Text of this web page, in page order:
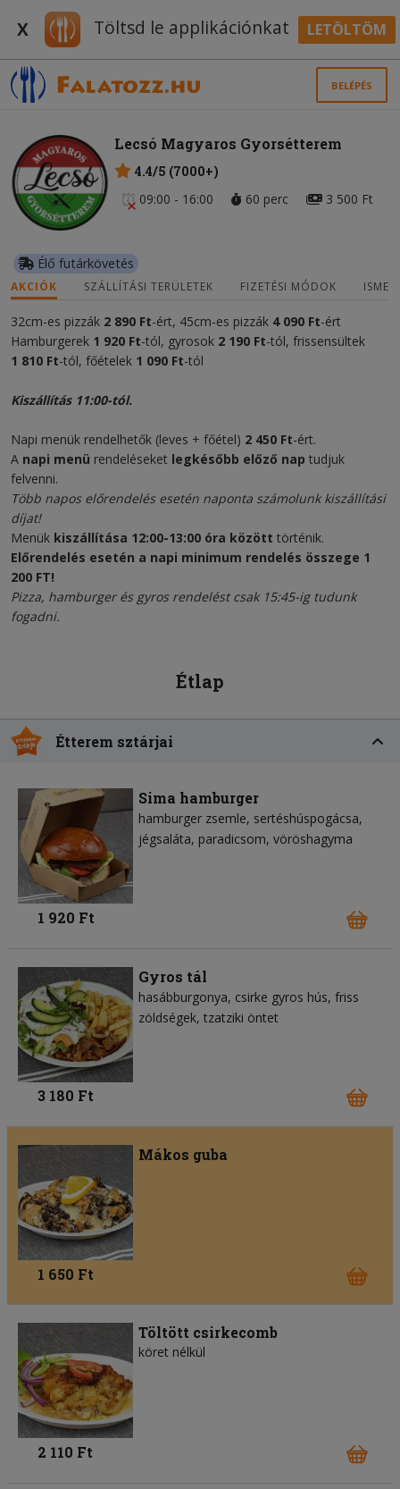
X Töltsd le applikációnkat LETÖLTÖM
BELÉPÉS
Lecsó Magyaros Gyorsétterem
4.4/5 (7000+)
09:00 - 16:00
60 perc 3 500 Ft
Élő futárkövetés
AKCIÓK SZÁLLÍTÁSI TERÜLETEK FIZETÉSI MÓDOK
32cm-es pizzák 2 890 Ft-ért, 45cm-es pizzák 4 090 Ft-ért
Hamburgerek 1 920 Ft-tól, gyrosok 2 190 Ft-tól, frissensültek
1 810 Ft-tól, főételek 1 090 Ft-tól
Kiszállítás 11:00-tól.
Napi menük rendelhetők (leves + főétel) 2 450 Ft-ért.
A napi menü rendeléseket legkésőbb előző nap tudjuk
felvenni.
Több napos előrendelés esetén naponta számolunk kiszállítási
díjat!
Menük kiszállítása 12:00-13:00 óra között történik.
Előrendelés esetén a napi minimum rendelés összege 1
200 FT!
Pizza, hamburger és gyros rendelést csak 15:45-ig tudunk
fogadni.
Étlap
Étterem sztárjai
Sima hamburger
hamburger zsemle sertéshúspogácsa
jégsaláta paradicsom vöröshagyma
1 920 Ft
Gyros tál
hasábburgonya csirke gyros hús friss
zöldségek tzatziki öntet
3 180 Ft
Mákos guba
1 650 Ft
Töltött csirkecomb
köret nélkül
2 110 Ft